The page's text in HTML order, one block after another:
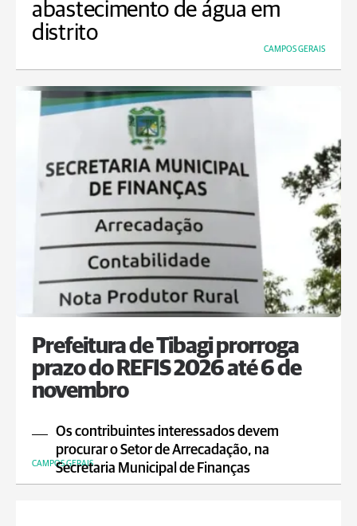
abastecimento de água em
distrito
CAMPOS GERAIS
Prefeitura de Tibagi prorroga
prazo do REFIS 2026 até 6 de
novembro
Os contribuintes interessados devem
procurar o Setor de Arrecadação, na
Secretaria Municipal de Finanças
CAMPOS GERAIS